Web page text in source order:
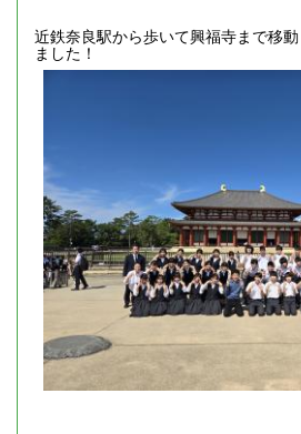
近鉄奈良駅から歩いて興福寺まで移
ました！